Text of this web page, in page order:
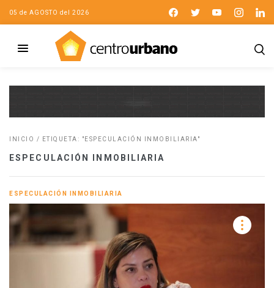
05 de AGOSTO del 2026
INICIO / ETIQUETA: "ESPECULACIÓN INMOBILIARIA"
ESPECULACIÓN INMOBILIARIA
ESPECULACIÓN INMOBILIARIA